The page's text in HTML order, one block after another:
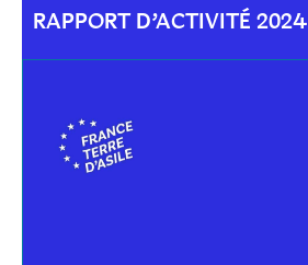
RAPPORT D’ACTIVITÉ 2024